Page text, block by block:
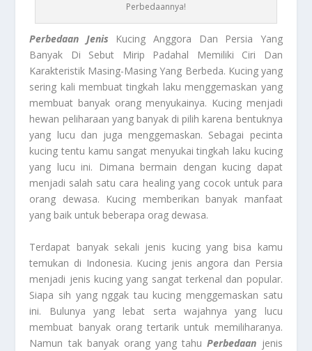
Perbedaannya!
Perbedaan Jenis
Kucing Anggora Dan Persia Yang
Banyak Di Sebut Mirip Padahal Memiliki Ciri Dan
Karakteristik Masing-Masing Yang Berbeda. Kucing yang
sering kali membuat tingkah laku menggemaskan yang
membuat banyak orang menyukainya. Kucing menjadi
hewan peliharaan yang banyak di pilih karena bentuknya
yang lucu dan juga menggemaskan. Sebagai pecinta
kucing tentu kamu sangat menyukai tingkah laku kucing
yang lucu ini. Dimana bermain dengan kucing dapat
menjadi salah satu cara healing yang cocok untuk para
orang dewasa. Kucing memberikan banyak manfaat
yang baik untuk beberapa orag dewasa.
Terdapat banyak sekali jenis kucing yang bisa kamu
temukan di Indonesia. Kucing jenis angora dan Persia
menjadi jenis kucing yang sangat terkenal dan popular.
Siapa sih yang nggak tau kucing menggemaskan satu
ini. Bulunya yang lebat serta wajahnya yang lucu
membuat banyak orang tertarik untuk memiliharanya.
Namun tak banyak orang yang tahuPerbedaan jenis